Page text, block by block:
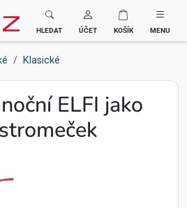
HLEDAT ÚČET KOŠÍK MENU
Klasické
ELFI jako